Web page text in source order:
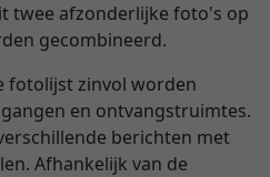
twee afzonderlijke foto's op
gecombineerd.
fotolijst zinvol worden
en ontvangstruimtes.
berichten met
Afhankelijk van de